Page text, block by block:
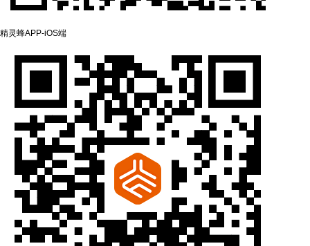
精灵蜂APP-‌iOS端